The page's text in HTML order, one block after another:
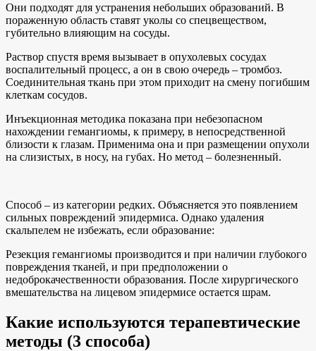
Они подходят для устранения небольших образований. В
пораженную область ставят уколы со спецвеществом,
губительно влияющим на сосуды.
Раствор спустя время вызывает в опухолевых сосудах
воспалительный процесс, а он в свою очередь – тромбоз.
Соединительная ткань при этом приходит на смену погибшим
клеткам сосудов.
Инъекционная методика показана при небезопасном
нахождении гемангиомы, к примеру, в непосредственной
близости к глазам. Применима она и при размещении опухоли
на слизистых, в носу, на губах. Но метод – болезненный.
Способ – из категории редких. Объясняется это появлением
сильных повреждений эпидермиса. Однако удаления
скальпелем не избежать, если образование:
Резекция гемангиомы производится и при наличии глубокого
повреждения тканей, и при предположении о
недоброкачественности образования. После хирургического
вмешательства на лицевом эпидермисе остается шрам.
Какие используются терапевтические
методы (3 способа)